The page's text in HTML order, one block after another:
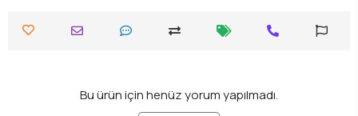
Bu ürün için henüz yorum yapılmadı.